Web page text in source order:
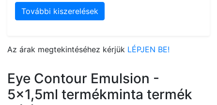
További kiszerelések
Az árak megtekintéséhez kérjük LÉPJEN BE!
Eye Contour Emulsion -
5x1,5ml termékminta termék